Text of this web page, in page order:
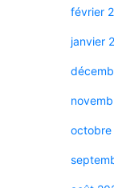
février
janvier
octobre